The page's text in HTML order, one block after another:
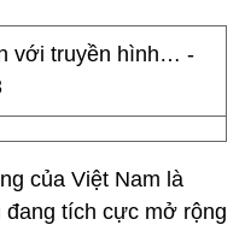
của Việt Nam là
đang tích cực mở rộng